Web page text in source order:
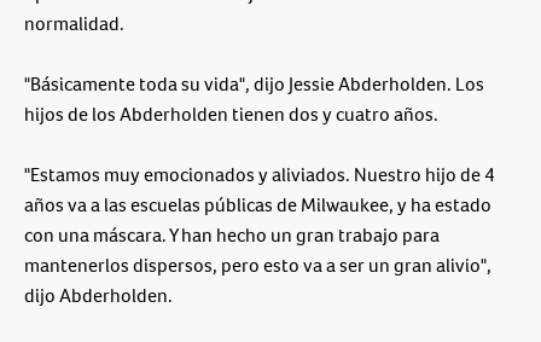
normalidad.
"Básicamente toda su vida", dijo Jessie Abderholden. Los
hijos de los Abderholden tienen dos y cuatro años.
"Estamos muy emocionados y aliviados. Nuestro hijo de 4
años va a las escuelas públicas de Milwaukee, y ha estado
con una máscara. Y han hecho un gran trabajo para
mantenerlos dispersos, pero esto va a ser un gran alivio",
dijo Abderholden.